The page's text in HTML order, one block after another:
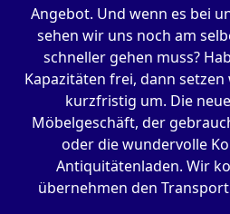
Angebot. Und wenn es bei
sehen wir uns noch am
schneller gehen muss?
Kapazitäten frei, dann
kurzfristig um. Die
Möbelgeschäft, der
oder die wundervolle
Antiquitätenladen. Wir
übernehmen den